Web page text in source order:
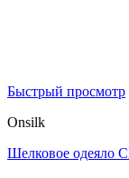
Быстрый просмотр
Onsilk
Шелковое одеяло